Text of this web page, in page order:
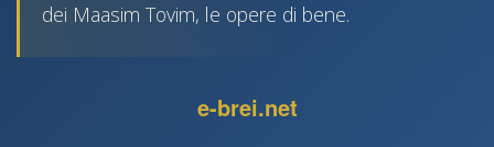
dei Maasim Tovim, le opere di bene.
e-brei.net